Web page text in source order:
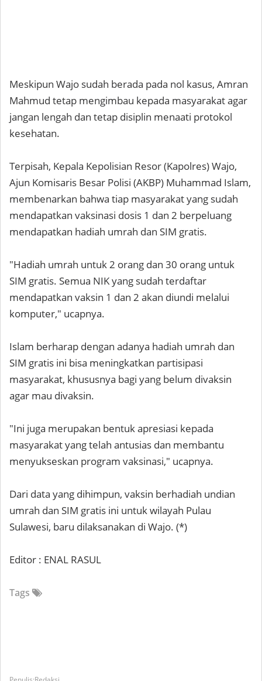
Meskipun Wajo sudah berada pada nol kasus, Amran
Mahmud tetap mengimbau kepada masyarakat agar
jangan lengah dan tetap disiplin menaati protokol
kesehatan.
Terpisah, Kepala Kepolisian Resor (Kapolres) Wajo,
Ajun Komisaris Besar Polisi (AKBP) Muhammad Islam,
membenarkan bahwa tiap masyarakat yang sudah
mendapatkan vaksinasi dosis 1 dan 2 berpeluang
mendapatkan hadiah umrah dan SIM gratis.
"Hadiah umrah untuk 2 orang dan 30 orang untuk
SIM gratis. Semua NIK yang sudah terdaftar
mendapatkan vaksin 1 dan 2 akan diundi melalui
komputer," ucapnya.
Islam berharap dengan adanya hadiah umrah dan
SIM gratis ini bisa meningkatkan partisipasi
masyarakat, khususnya bagi yang belum divaksin
agar mau divaksin.
"Ini juga merupakan bentuk apresiasi kepada
masyarakat yang telah antusias dan membantu
menyukseskan program vaksinasi," ucapnya.
Dari data yang dihimpun, vaksin berhadiah undian
umrah dan SIM gratis ini untuk wilayah Pulau
Sulawesi, baru dilaksanakan di Wajo. (*)
Editor : ENAL RASUL
Tags